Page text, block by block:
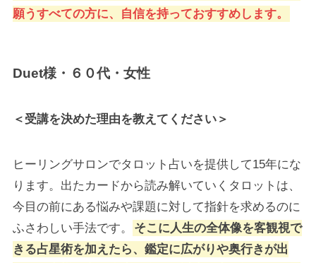
願うすべての方に、自信を持っておすすめします。
Duet様・６０代・女性
＜受講を決めた理由を教えてください＞
ヒーリングサロンでタロット占いを提供して15年にな
ります。出たカードから読み解いていくタロットは、
今目の前にある悩みや課題に対して指針を求めるのに
ふさわしい手法です。
そこに人生の全体像を客観視で
きる占星術を加えたら、鑑定に広がりや奥行きが出